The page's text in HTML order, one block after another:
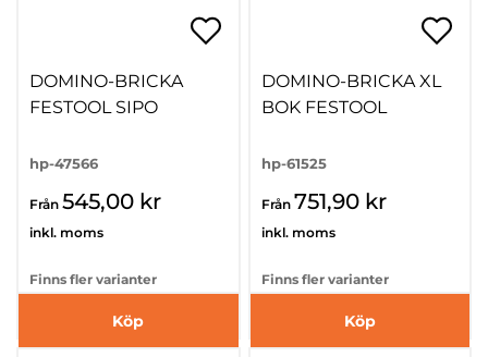
DOMINO-BRICKA
FESTOOL SIPO
hp-47566
Från 545,00 kr
inkl. moms
Finns fler varianter
Köp
DOMINO-BRICKA XL
BOK FESTOOL
hp-61525
Från 751,90 kr
inkl. moms
Finns fler varianter
Köp